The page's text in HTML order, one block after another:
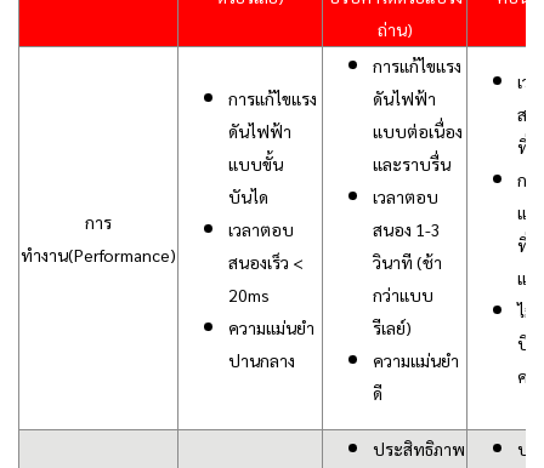
ถ่าน)
การ
ทำงาน(Performance)
การแก้ไขแรง
ดันไฟฟ้า
แบบขั้น
บันได
เวลาตอบ
สนองเร็ว <
20ms
ความแม่นยำ
ปานกลาง
การแก้ไขแรง
ดันไฟฟ้า
แบบต่อเนื่อง
และราบรื่น
เวลาตอบ
สนอง 1-3
วินาที (ช้า
กว่าแบบ
รีเลย์)
ความแม่นยำ
ดี
เว
สน
ที่สุ
กา
แร
ที่มี
แม่
ไม่
บิด
คลื่
ประสิทธิภาพ
ปร